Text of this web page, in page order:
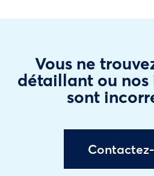
Vous ne
détaillant ou
sont